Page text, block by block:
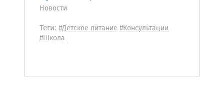
Новости
Теги: #Детское питание#Консультации
#Школа